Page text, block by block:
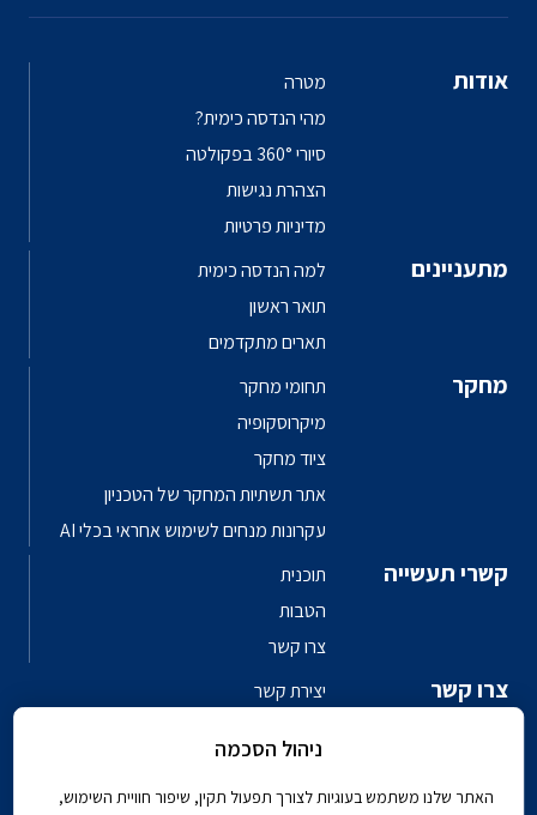
אודות
מטרה
מהי הנדסה כימית?
סיורי 360° בפקולטה
הצהרת נגישות
מדיניות פרטיות
מתעניינים
למה הנדסה כימית
תואר ראשון
תארים מתקדמים
מחקר
תחומי מחקר
מיקרוסקופיה
ציוד מחקר
אתר תשתיות המחקר של הטכניון
עקרונות מנחים לשימוש אחראי בכלי AI
קשרי תעשייה
תוכנית
הטבות
צרו קשר
צרו קשר
יצירת קשר
ספר טלפונים פקולטי
ניהול הסכמה
האתר שלנו משתמש בעוגיות לצורך תפעול תקין, שיפור חוויית השימוש,